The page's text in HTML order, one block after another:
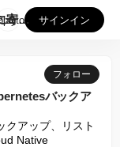
Broadcom、VeleroをCNCFに寄贈、Kubern... サインイン
フォロー
バックア
クアップ、リスト
Native